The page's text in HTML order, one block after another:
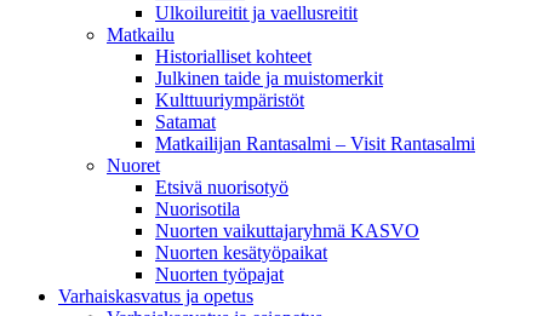
Ulkoilureitit ja vaellusreitit
Matkailu
Historialliset kohteet
Julkinen taide ja muistomerkit
Kulttuuriympäristöt
Satamat
Matkailijan Rantasalmi – Visit Rantasalmi
Nuoret
Etsivä nuorisotyö
Nuorisotila
Nuorten vaikuttajaryhmä KASVO
Nuorten kesätyöpaikat
Nuorten työpajat
Varhaiskasvatus ja opetus